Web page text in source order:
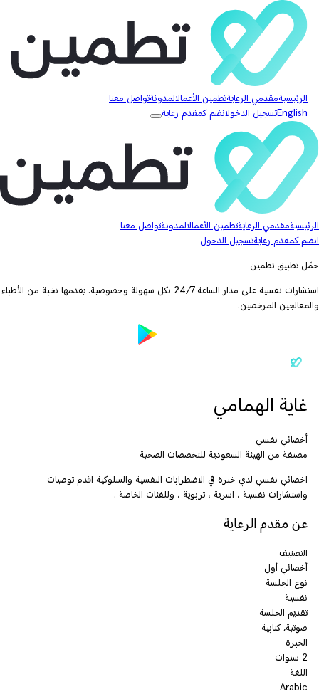
الرئيسيةمقدمي الرعايةتطمين الأعمالالمدونةتواصل معنا
Englishتسجيل الدخولانضم كمقدم رعاية
الرئيسيةمقدمي الرعايةتطمين الأعمالالمدونةتواصل معنا
انضم كمقدم رعايةتسجيل الدخول
حمّل تطبيق تطمين
استشارات نفسية على مدار الساعة 24/7 بكل سهولة وخصوصية. يقدمها نخبة من الأطباء
والمعالجين المرخصين.
غاية الهمامي
أخصائي نفسي
مصنفة من الهيئة السعودية للتخصصات الصحية
اخصائي نفسي لدي خبرة في الاضطرابات النفسية والسلوكية اقدم توصيات
واستشارات نفسية ، اسرية ، تربوية ، وللفئات الخاصة .
عن مقدم الرعاية
التصنيف
أخصائي أول
نوع الجلسة
نفسية
تقديم الجلسة
صوتية, كتابية
الخبرة
2 سنوات
اللغة
Arabic